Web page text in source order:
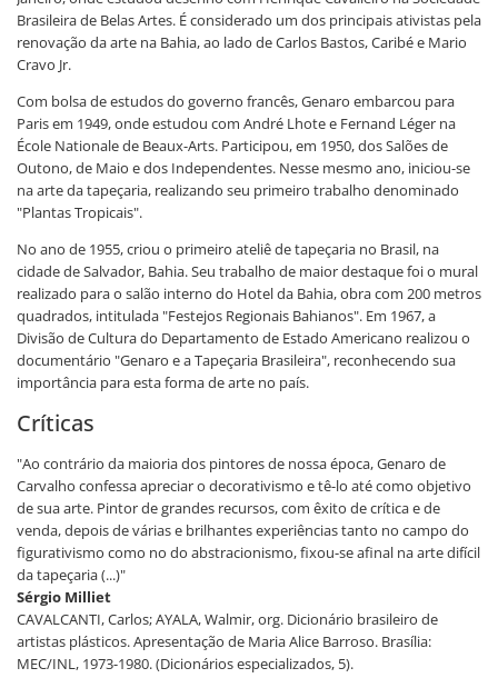
Brasileira de Belas Artes. É considerado um dos principais ativistas pela
renovação da arte na Bahia, ao lado de Carlos Bastos, Caribé e Mario
Cravo Jr.
Com bolsa de estudos do governo francês, Genaro embarcou para
Paris em 1949, onde estudou com André Lhote e Fernand Léger na
École Nationale de Beaux-Arts. Participou, em 1950, dos Salões de
Outono, de Maio e dos Independentes. Nesse mesmo ano, iniciou-se
na arte da tapeçaria, realizando seu primeiro trabalho denominado
"Plantas Tropicais".
No ano de 1955, criou o primeiro ateliê de tapeçaria no Brasil, na
cidade de Salvador, Bahia. Seu trabalho de maior destaque foi o mural
realizado para o salão interno do Hotel da Bahia, obra com 200 metros
quadrados, intitulada "Festejos Regionais Bahianos". Em 1967, a
Divisão de Cultura do Departamento de Estado Americano realizou o
documentário "Genaro e a Tapeçaria Brasileira", reconhecendo sua
importância para esta forma de arte no país.
Críticas
"Ao contrário da maioria dos pintores de nossa época, Genaro de
Carvalho confessa apreciar o decorativismo e tê-lo até como objetivo
de sua arte. Pintor de grandes recursos, com êxito de crítica e de
venda, depois de várias e brilhantes experiências tanto no campo do
figurativismo como no do abstracionismo, fixou-se afinal na arte difícil
da tapeçaria (...)"
Sérgio Milliet
CAVALCANTI, Carlos; AYALA, Walmir, org. Dicionário brasileiro de
artistas plásticos. Apresentação de Maria Alice Barroso. Brasília:
MEC/INL, 1973-1980. (Dicionários especializados, 5).